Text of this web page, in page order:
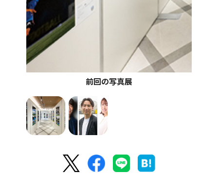
前回の写真展